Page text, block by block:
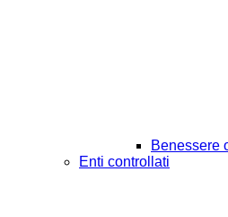
Benessere
Enti controllati